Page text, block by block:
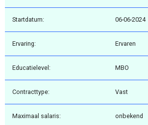
Startdatum: 06-06-2024
Ervaring: Ervaren
Educatielevel: MBO
Contracttype: Vast
Maximaal salaris: onbekend